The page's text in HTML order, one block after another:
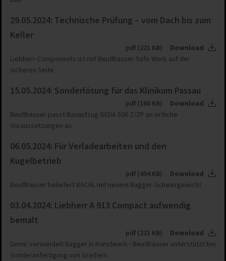
29.05.2024: Technische Prüfung – vom Dach bis zum
Keller
pdf (221 KB)
Download
Liebherr-Components ist mit Beutlhauser Safe Work auf der
sicheren Seite
15.05.2024: Sonderlösung für das Klinikum Passau
pdf (160 KB)
Download
Beutlhauser passt Bauaufzug GEDA 500 Z/ZP an örtliche
Voraussetzungen an
06.05.2024: Für Verladearbeiten und den
Kugelbetrieb
pdf (494 KB)
Download
Beutlhauser beliefert BACHL mit neuem Bagger-Schwergewicht
03.04.2024: Liebherr A 913 Compact aufwendig
bemalt
pdf (231 KB)
Download
Demir verwandelt Bagger in Kunstwerk - Beutlhauser unterstützt bei
Sonderanfertigung von Greifern